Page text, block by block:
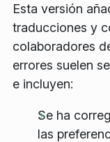
Esta versión
traducciones y
colaboradores
errores suelen
e incluyen:
Se ha
las